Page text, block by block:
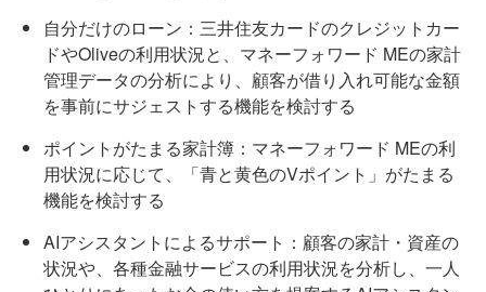
自分だけのローン：三井住友カードのクレジットカー
ドやOliveの利用状況と、マネーフォワード MEの家計
管理データの分析により、顧客が借り入れ可能な金額
を事前にサジェストする機能を検討する
ポイントがたまる家計簿：マネーフォワード MEの利
用状況に応じて、「青と黄色のVポイント」がたまる
機能を検討する
AIアシスタントによるサポート：顧客の家計・資産の
状況や、各種金融サービスの利用状況を分析し、一人